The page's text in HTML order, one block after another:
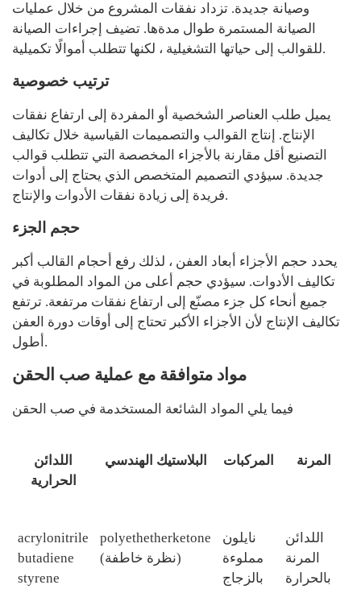
وصيانة جديدة. تزداد نفقات المشروع من خلال عمليات
الصيانة المستمرة طوال مدةها. تضيف إجراءات الصيانة
للقوالب إلى حياتها التشغيلية ، لكنها تتطلب أموالًا تكميلية.
ترتيب خصوصية
يميل طلب العناصر الشخصية أو المفردة إلى ارتفاع نفقات
الإنتاج. إنتاج القوالب والتصميمات القياسية خلال تكاليف
التصنيع أقل مقارنة بالأجزاء المخصصة التي تتطلب قوالب
جديدة. سيؤدي التصميم المتخصص الذي يحتاج إلى أدوات
فريدة إلى زيادة نفقات الأدوات والإنتاج.
حجم الجزء
يحدد حجم الأجزاء أبعاد العفن ، لذلك رفع أحجام القالب أكبر
تكاليف الأدوات. سيؤدي حجم أعلى من المواد المطلوبة في
جميع أنحاء كل جزء مصنّع إلى ارتفاع نفقات مرتفعة. ترتفع
تكاليف الإنتاج لأن الأجزاء الأكبر تحتاج إلى أوقات دورة العفن
أطول.
مواد متوافقة مع عملية صب الحقن
فيما يلي المواد الشائعة المستخدمة في صب الحقن
اللدائن
الحرارية
البلاستيك الهندسي المركبات المرنة
acrylonitrile
butadiene
styrene
polyethetherketone
(نظرة خاطفة)
نايلون
مملوءة
بالزجاج
اللدائن
المرنة
بالحرارة